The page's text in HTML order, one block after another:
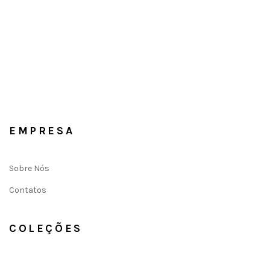
EMPRESA
Sobre Nós
Contatos
COLEÇÕES